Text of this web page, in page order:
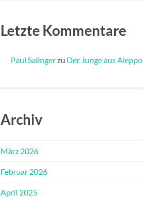
Letzte Kommentare
Paul Salingerzu Der Junge aus Aleppo
Archiv
März 2026
Februar 2026
April 2025